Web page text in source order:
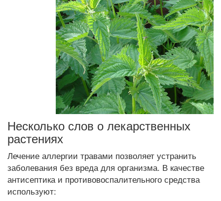
Несколько слов о лекарственных
растениях
Лечение аллергии травами позволяет устранить
заболевания без вреда для организма. В качестве
антисептика и противовоспалительного средства
используют: